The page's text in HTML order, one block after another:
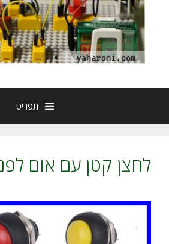
תפריט
לחצן קטן עם אום